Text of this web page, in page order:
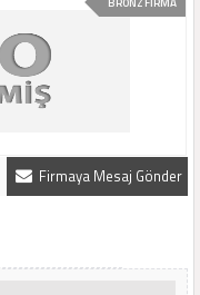
Firmaya Mesaj Gönder